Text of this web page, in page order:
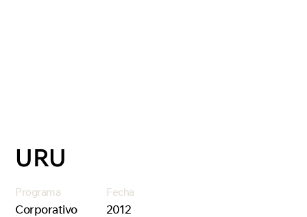
URU
Programa
Corporativo
Fecha
2012